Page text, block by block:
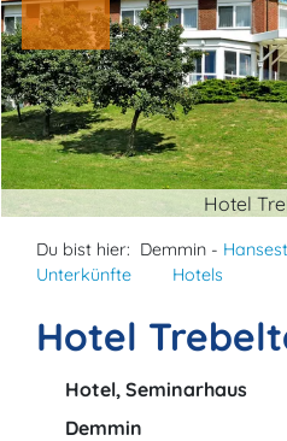
Hotel
Du bist hier: Demmin -
Unterkünfte
Hotels
Hotel
Hotel, Seminarhaus
Demmin